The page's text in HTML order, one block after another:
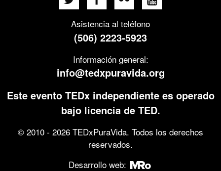
Asistencia al teléfono
(506) 2223-5923
Información general:
info@tedxpuravida.org
Este evento TEDx independiente es operado
bajo licencia de TED.
© 2010 - 2026 TEDxPuraVida. Todos los derechos
reservados.
Desarrollo web: